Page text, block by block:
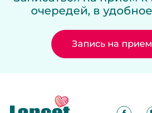
очередей, в
Запись на прием